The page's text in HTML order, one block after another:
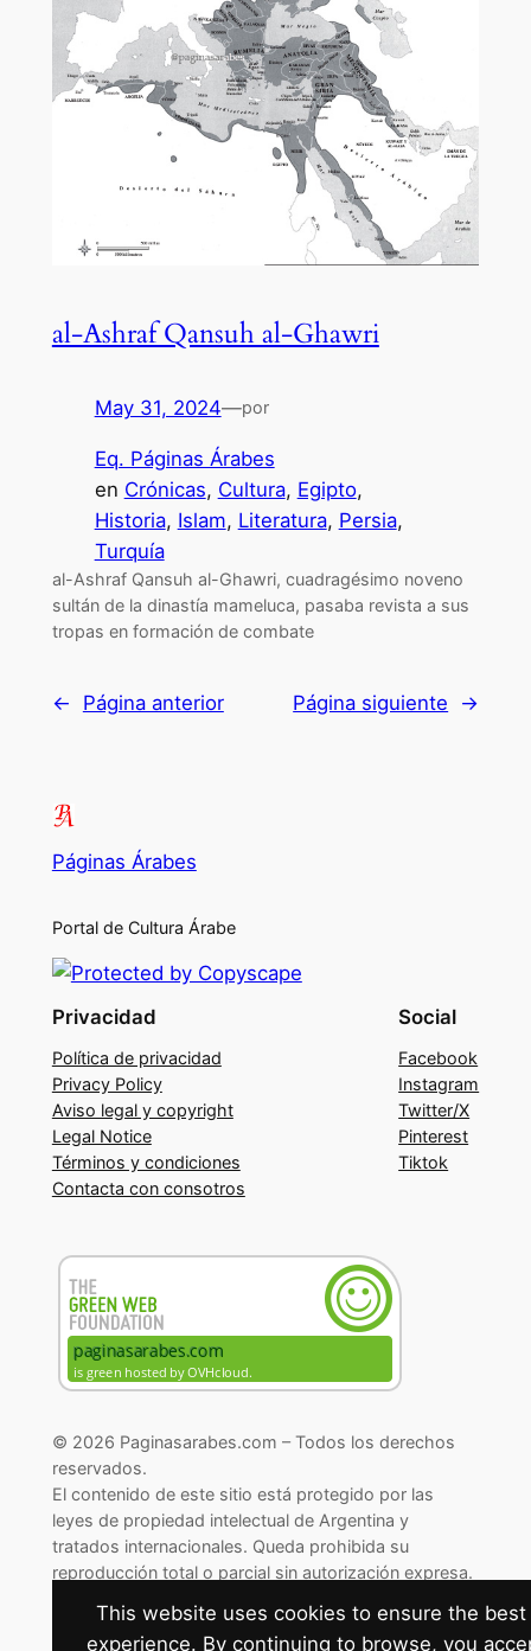
al-Ashraf Qansuh al-Ghawri
May 31, 2024—por
Eq. Páginas Árabes
en Crónicas, Cultura, Egipto
Historia, Islam, Literatura, Persia
Turquía
al-Ashraf Qansuh al-Ghawri, cuadragésimo noveno
sultán de la dinastía mameluca, pasaba revista a sus
tropas en formación de combate
← Página anterior Página siguiente →
Páginas Árabes
Portal de Cultura Árabe
Privacidad
Política de privacidad
Privacy Policy
Aviso legal y copyright
Legal Notice
Términos y condiciones
Contacta con consotros
Social
Facebook
Instagram
Twitter/X
Pinterest
Tiktok
© 2026 Paginasarabes.com – Todos los derechos
reservados.
El contenido de este sitio está protegido por las
leyes de propiedad intelectual de Argentina y
tratados internacionales. Queda prohibida su
reproducción total o parcial sin autorización expresa.
This website uses cookies to ensure the best
experience. By continuing to browse, you
Cambiar preferencias de cookies